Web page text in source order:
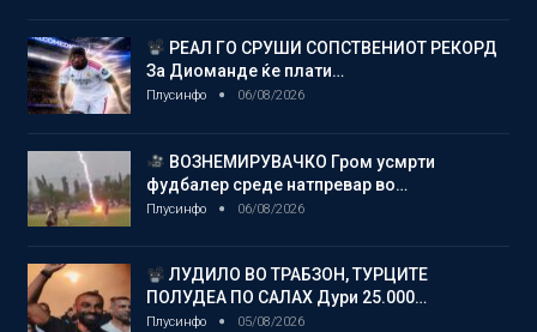
РЕАЛ ГО СРУШИ СОПСТВЕНИОТ РЕКОРД
За Диоманде ќе плати…
Плусинфо 06/08/2026
ВОЗНЕМИРУВАЧКО Гром усмрти
фудбалер среде натпревар во…
Плусинфо 06/08/2026
ЛУДИЛО ВО ТРАБЗОН, ТУРЦИТЕ
ПОЛУДЕА ПО САЛАХ Дури 25.000…
Плусинфо 05/08/2026